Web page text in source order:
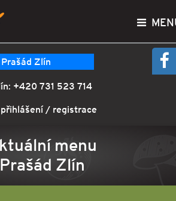
Prašád Zlín
+420 731 523 714
přihlášení/ registrace
menu
Prašád Zlín